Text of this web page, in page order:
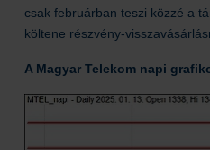
csak februárban teszi közzé a
költene részvény-
A Magyar Telekom napi